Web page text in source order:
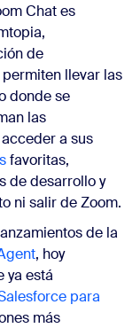
Chat es
de
llevar las
donde se
las
a sus
favoritas,
de desarrollo y
ni salir de Zoom.
de la
, hoy
ya está
para
más